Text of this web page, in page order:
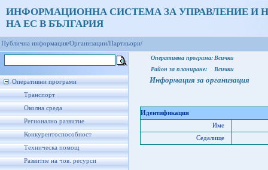
ИНФОРМАЦИОННА СИСТЕМА ЗА УПРАВЛЕНИЕ И
НА ЕС В БЪЛГАРИЯ
Публична информация/Организации/Партньори/
Оперативни програми
Транспорт
Околна среда
Регионално развитие
Конкурентоспособност
Техническа помощ
Развитие на чов. ресурси
Оперативна програма: Всички
Район за планиране:
Всички
Информация за организация
Идентификация
Име
Седалище